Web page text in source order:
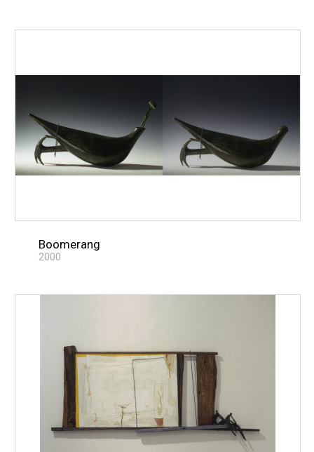
Boomerang
2000